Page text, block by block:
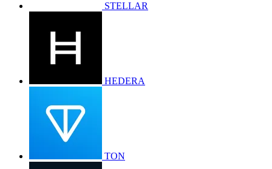
STELLAR
HEDERA
TON